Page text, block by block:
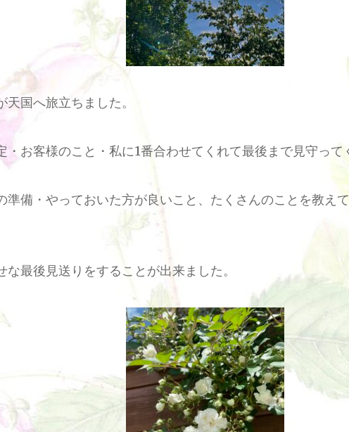
国へ旅立ちました。
・お客様のこと・私に1番合わせてくれて最後まで見守って
準備・やっておいた方が良いこと、たくさんのことを教え
な最後見送りをすることが出来ました。